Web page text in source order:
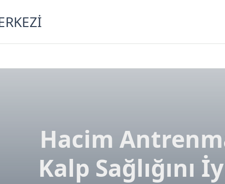
Hacim
Kalp Sağlığını